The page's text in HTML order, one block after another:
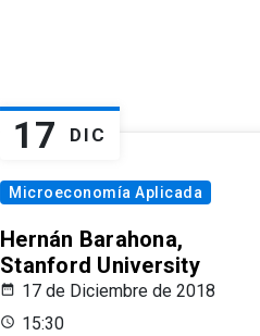
17 DIC
Microeconomía Aplicada
Hernán Barahona,
Stanford University
17 de Diciembre de 2018
15:30